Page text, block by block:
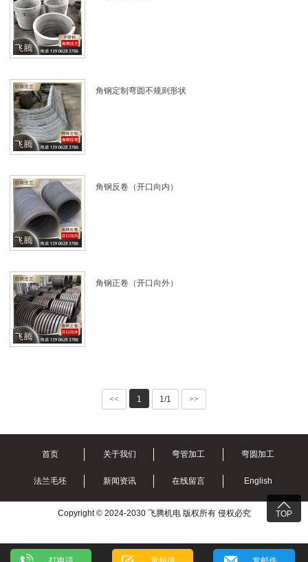
角钢定制弯圆不规则形状
角钢反卷（开口向内）
角钢正卷（开口向外）
<< 1 1/1 >>

TOP
首页 关于我们 弯管加工 弯圆加工
法兰毛坯 新闻资讯 在线留言 English
Copyright © 2024-2030 飞腾机电 版权所有 侵权必究